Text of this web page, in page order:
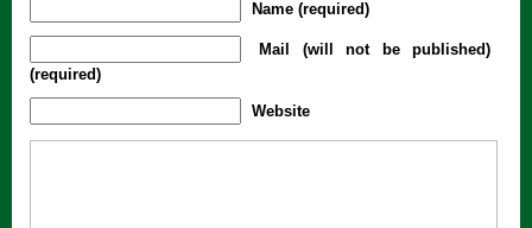
Name (required)
Mail (will not be published)
(required)
Website